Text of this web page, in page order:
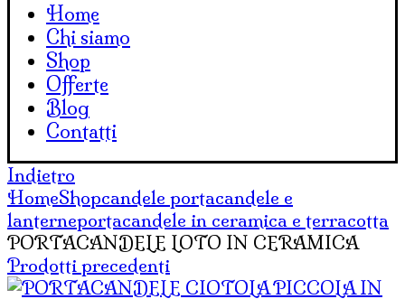
Home
Chi siamo
Shop
Offerte
Blog
Contatti
Indietro
HomeShopcandele portacandele e
lanterneportacandele in ceramica e terracotta
PORTACANDELE LOTO IN CERAMICA
Prodotti precedenti